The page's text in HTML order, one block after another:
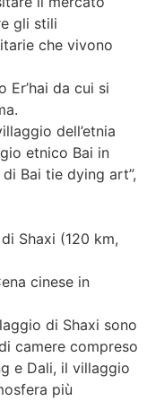
gli stili
che vivono
Er’hai da cui si
dell’etnia
etnico Bai in
Bai tie dying art”,
Shaxi (120 km,
cinese in
di Shaxi sono
camere compreso
e Dali, il villaggio
più